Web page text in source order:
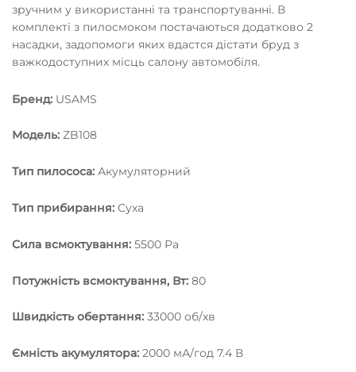
зручним у використанні та транспортуванні. В
комплекті з пилосмоком постачаються додатково 2
насадки, задопомоги яких вдастся дістати бруд з
важкодоступних місць салону автомобіля.
Бренд: USAMS
Модель: ZB108
Тип пилососа: Акумуляторний
Тип прибирання: Суха
Сила всмоктування: 5500 Ра
Потужність всмоктування, Вт: 80
Швидкість обертання: 33000 об/хв
Ємність акумулятора: 2000 мА/год 7.4 В